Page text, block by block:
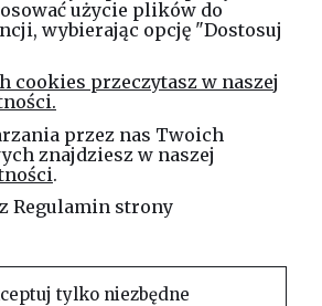
kom. 730 994 188
Spółka Jawna
Technologiczna 44
35-213 Rzeszów
e-mail
sklep@elinea.com.pl
użycie plików do
wybierając opcję "Dostosuj
cookies przeczytasz w naszej
przez nas Twoich
znajdziesz w naszej
.
Regulamin strony
tylko niezbędne